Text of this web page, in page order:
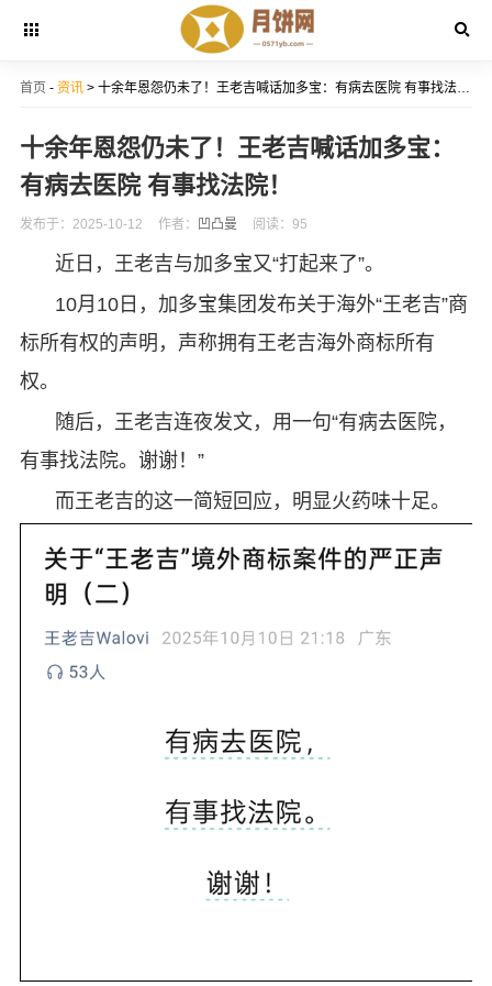
首页 - 资讯> 十余年恩怨仍未了！王老吉喊话加多宝：有病去医院 有事找法院！
十余年恩怨仍未了！王老吉喊话加多宝：
有病去医院 有事找法院！
发布于：2025-10-12 作者： 凹凸曼 阅读：95
近日，王老吉与加多宝又“打起来了”。
10月10日，加多宝集团发布关于海外“王老吉”商
标所有权的声明，声称拥有王老吉海外商标所有
权。
随后，王老吉连夜发文，用一句“有病去医院，
有事找法院。谢谢！”
而王老吉的这一简短回应，明显火药味十足。